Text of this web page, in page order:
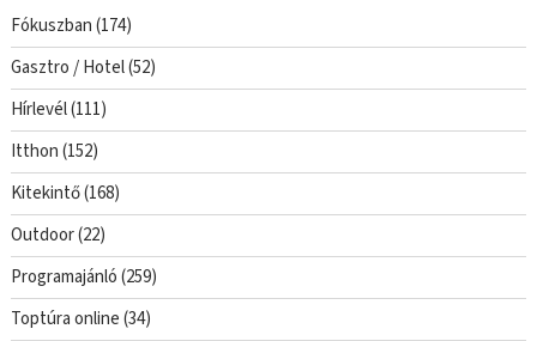
Fókuszban(174)
Gasztro / Hotel(52)
Hírlevél(111)
Itthon(152)
Kitekintő(168)
Outdoor(22)
Programajánló(259)
Toptúra online(34)